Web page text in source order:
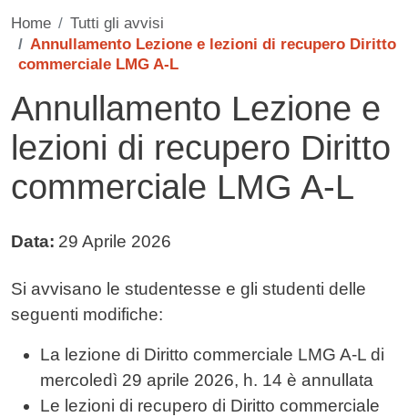
Home
Tutti gli avvisi
Annullamento Lezione e lezioni di recupero Diritto
commerciale LMG A-L
Annullamento Lezione e
lezioni di recupero Diritto
commerciale LMG A-L
Data: 29 Aprile 2026
Testo avviso
Si avvisano le studentesse e gli studenti delle
seguenti modifiche:
La lezione di Diritto commerciale LMG A-L di
mercoledì 29 aprile 2026, h. 14 è annullata
Le lezioni di recupero di Diritto commerciale